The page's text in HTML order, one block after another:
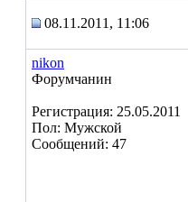
08.11.2011, 11:06
nikon
Форумчанин
Регистрация: 25.05.2011
Пол: Мужской
Сообщений: 47